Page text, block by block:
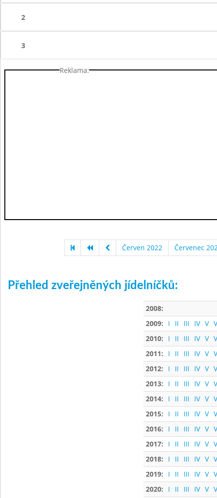
2
3
Reklama:
Červen 2022 Červenec
Přehled zveřejněných jídelníčků:
2008:
2009:
I II III IV V
2010:
I II III IV V
2011:
I II III IV V
2012:
I II III IV V
2013:
I II III IV V
2014:
I II III IV V
2015:
I II III IV V
2016:
I II III IV V
2017:
I II III IV V
2018:
I II III IV V
2019:
I II III IV V
2020:
I II III IV V